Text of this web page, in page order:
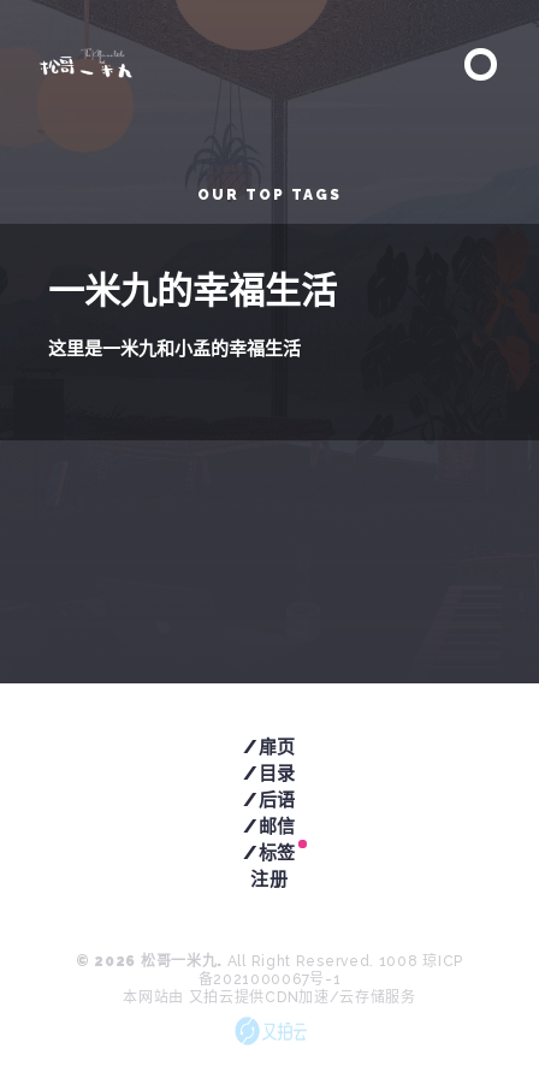
OUR TOP TAGS
一米九的幸福生活
这里是一米九和小孟的幸福生活
/扉页
/目录
/后语
/邮信
/标签
注册
© 2026 松哥一米九. All Right Reserved. 1008 琼ICP
备2021000067号-1
本网站由 又拍云提供CDN加速/云存储服务